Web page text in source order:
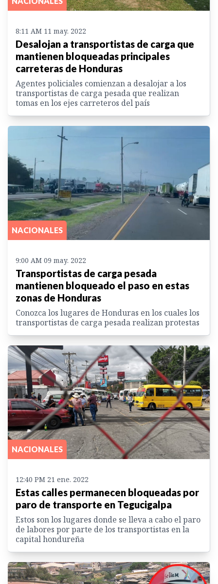
8:11 AM 11 may. 2022
Desalojan a transportistas de carga que
mantienen bloqueadas principales
carreteras de Honduras
Agentes policiales comienzan a desalojar a los
transportistas de carga pesada que realizan
tomas en los ejes carreteros del país
NACIONALES
9:00 AM 09 may. 2022
Transportistas de carga pesada
mantienen bloqueado el paso en estas
zonas de Honduras
Conozca los lugares de Honduras en los cuales los
transportistas de carga pesada realizan protestas
NACIONALES
12:40 PM 21 ene. 2022
Estas calles permanecen bloqueadas por
paro de transporte en Tegucigalpa
Estos son los lugares donde se lleva a cabo el paro
de labores por parte de los transportistas en la
capital hondureña